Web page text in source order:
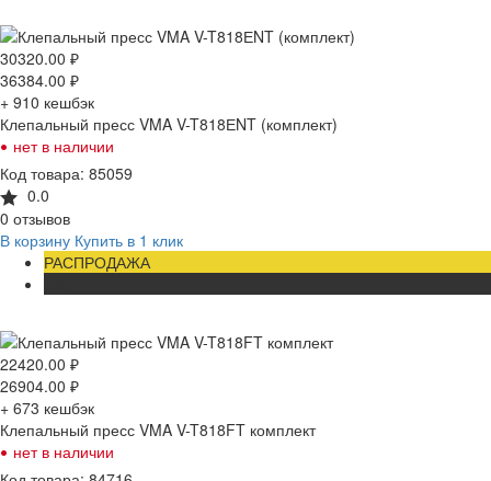
30320.00 ₽
36384.00 ₽
+ 910 кешбэк
Клепальный пресс VMA V-T818ЕNT (комплект)
• нет в наличии
Код товара: 85059
0.0
0 отзывов
В корзину Купить в 1 клик
РАСПРОДАЖА
22420.00 ₽
26904.00 ₽
+ 673 кешбэк
Клепальный пресс VMA V-T818FT комплект
• нет в наличии